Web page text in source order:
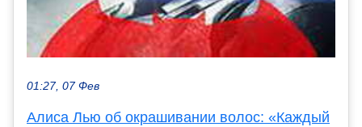
01:27, 07 Фев
Алиса Лью об окрашивании волос: «Каждый